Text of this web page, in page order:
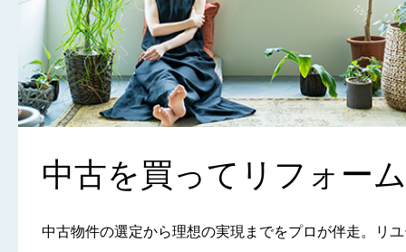
中古を買って リフォーム
中古物件の選定から理想の実現までをプロが伴走。リ